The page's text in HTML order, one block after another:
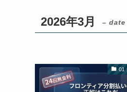
2026年3月 – date
01